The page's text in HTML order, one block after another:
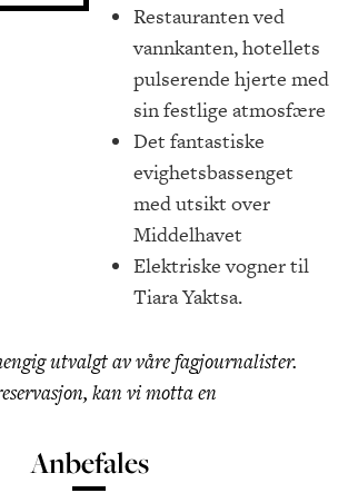
Restauranten ved
vannkanten, hotellets
pulserende hjerte med
sin festlige atmosfære
Det fantastiske
evighetsbassenget
med utsikt over
Middelhavet
Elektriske vogner til
Tiara Yaktsa.
utvalgt av våre fagjournalister.
kan vi motta en
Anbefales